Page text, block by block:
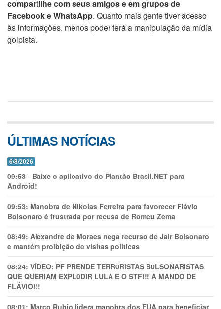
compartilhe com seus amigos e em grupos de
Facebook e WhatsApp. Quanto mais gente tiver acesso
às informações, menos poder terá a manipulação da mídia
golpista.
ÚLTIMAS NOTÍCIAS
6/8/2026
09:53 - Baixe o aplicativo do Plantão Brasil.NET para
Android!
09:53: Manobra de Nikolas Ferreira para favorecer Flávio
Bolsonaro é frustrada por recusa de Romeu Zema
08:49: Alexandre de Moraes nega recurso de Jair Bolsonaro
e mantém proibição de visitas políticas
08:24: VÍDEO: PF PRENDE TERR0RlSTAS B0LSONARlSTAS
QUE QUERIAM EXPL0DlR LULA E O STF!!! A MANDO DE
FLÁVIO!!!
08:01: Marco Rubio lidera manobra dos EUA para beneficiar